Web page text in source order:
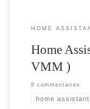
HOME
Home
VMM )
8 commentaires
home assistant